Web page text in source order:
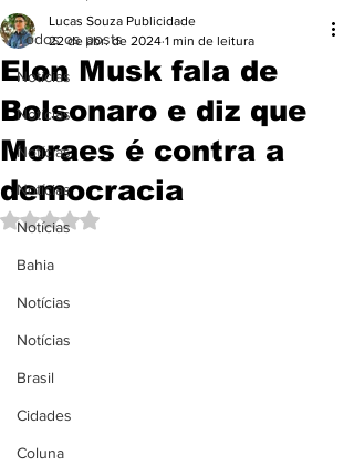
Todos os posts
Notícias
Notícias
Notícias
Notícias
Notícias
Bahia
Notícias
Notícias
Brasil
Cidades
Coluna
Elon Musk fala de
Bolsonaro e diz que
Moraes é contra a
democracia
Lucas Souza Publicidade
22 de abr. de 2024 1 min de leitura
Avaliado com NaN de 5 estrelas.